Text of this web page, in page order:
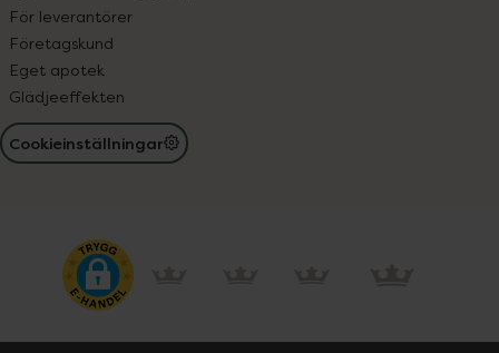
För leverantörer
Företagskund
Eget apotek
Glädjeeffekten
Cookieinställningar